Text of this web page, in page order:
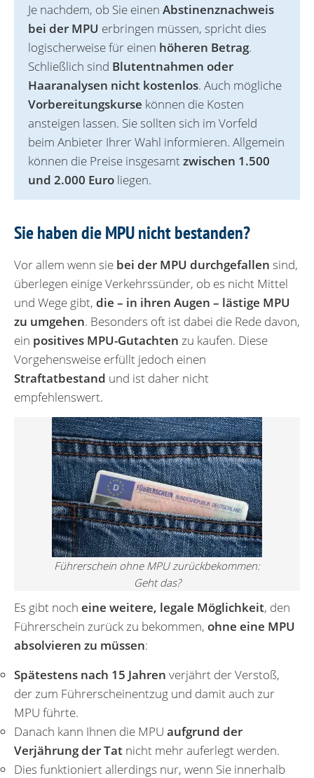
Je nachdem, ob Sie einen Abstinenznachweis
bei der MPU erbringen müssen, spricht dies
logischerweise für einen höheren Betrag.
Schließlich sind Blutentnahmen oder
Haaranalysen nicht kostenlos. Auch mögliche
Vorbereitungskurse können die Kosten
ansteigen lassen. Sie sollten sich im Vorfeld
beim Anbieter Ihrer Wahl informieren. Allgemein
können die Preise insgesamt zwischen 1.500
und 2.000 Euro liegen.
Sie haben die MPU nicht bestanden?
Vor allem wenn sie bei der MPU durchgefallen sind,
überlegen einige Verkehrssünder, ob es nicht Mittel
und Wege gibt, die – in ihren Augen – lästige MPU
zu umgehen. Besonders oft ist dabei die Rede davon,
ein positives MPU-Gutachten zu kaufen. Diese
Vorgehensweise erfüllt jedoch einen
Straftatbestand und ist daher nicht
empfehlenswert.
Führerschein ohne MPU zurückbekommen:
Geht das?
Es gibt noch eine weitere, legale Möglichkeit, den
Führerschein zurück zu bekommen, ohne eine MPU
absolvieren zu müssen:
Spätestens nach 15 Jahren verjährt der Verstoß,
der zum Führerscheinentzug und damit auch zur
MPU führte.
Danach kann Ihnen die MPU aufgrund der
Verjährung der Tat nicht mehr auferlegt werden.
Dies funktioniert allerdings nur, wenn Sie innerhalb